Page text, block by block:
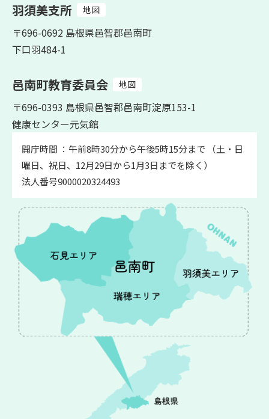
羽須美支所 地図
〒696-0692 島根県邑智郡邑南町
下口羽484-1
邑南町教育委員会 地図
〒696-0393 島根県邑智郡邑南町淀原153-1
健康センター元気館
開庁時間 ：午前8時30分から午後5時15分まで （土・日
曜日、祝日、12月29日から1月3日までを除く）
法人番号9000020324493